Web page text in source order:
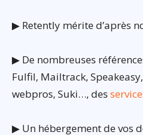
▶ Retently mérite d’après
▶ De nombreuses
Fulfil, Mailtrack,
webpros, Suki…, des
▶ Un hébergement de vos